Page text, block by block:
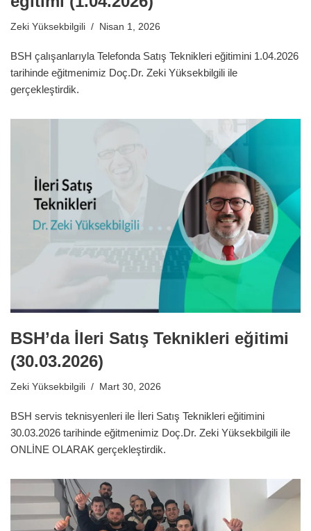
Zeki Yüksekbilgili Nisan 1, 2026
BSH çalışanlarıyla Telefonda Satış Teknikleri eğitimini 1.04.2026
tarihinde eğitmenimiz Doç.Dr. Zeki Yüksekbilgili ile
gerçekleştirdik.
BSH’da İleri Satış Teknikleri eğitimi
(30.03.2026)
Zeki Yüksekbilgili Mart 30, 2026
BSH servis teknisyenleri ile İleri Satış Teknikleri eğitimini
30.03.2026 tarihinde eğitmenimiz Doç.Dr. Zeki Yüksekbilgili ile
ONLİNE OLARAK gerçekleştirdik.